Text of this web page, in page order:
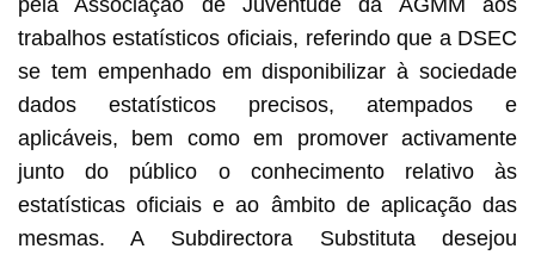
pela Associação de Juventude da AGMM aos
trabalhos estatísticos oficiais, referindo que a DSEC
se tem empenhado em disponibilizar à sociedade
dados estatísticos precisos, atempados e
aplicáveis, bem como em promover activamente
junto do público o conhecimento relativo às
estatísticas oficiais e ao âmbito de aplicação das
mesmas. A Subdirectora Substituta desejou